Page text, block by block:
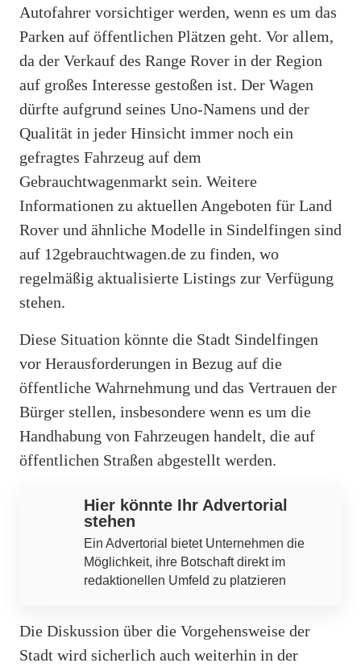
Autofahrer vorsichtiger werden, wenn es um das
Parken auf öffentlichen Plätzen geht. Vor allem,
da der Verkauf des Range Rover in der Region
auf großes Interesse gestoßen ist. Der Wagen
dürfte aufgrund seines Uno-Namens und der
Qualität in jeder Hinsicht immer noch ein
gefragtes Fahrzeug auf dem
Gebrauchtwagenmarkt sein. Weitere
Informationen zu aktuellen Angeboten für Land
Rover und ähnliche Modelle in Sindelfingen sind
auf 12gebrauchtwagen.de zu finden, wo
regelmäßig aktualisierte Listings zur Verfügung
stehen.
Diese Situation könnte die Stadt Sindelfingen
vor Herausforderungen in Bezug auf die
öffentliche Wahrnehmung und das Vertrauen der
Bürger stellen, insbesondere wenn es um die
Handhabung von Fahrzeugen handelt, die auf
öffentlichen Straßen abgestellt werden.
Hier könnte Ihr Advertorial
stehen
Ein Advertorial bietet Unternehmen die
Möglichkeit, ihre Botschaft direkt im
redaktionellen Umfeld zu platzieren
Die Diskussion über die Vorgehensweise der
Stadt wird sicherlich auch weiterhin in der